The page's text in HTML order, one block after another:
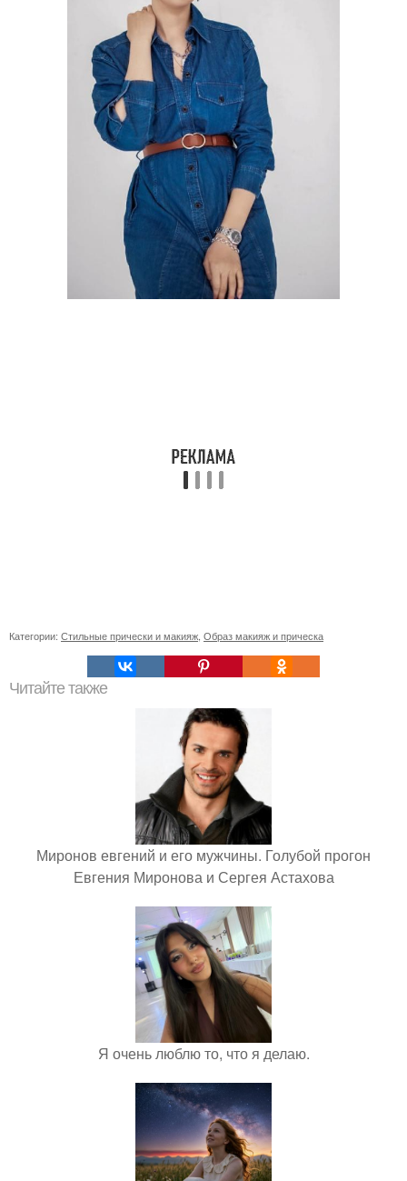
Категории: Стильные прически и макияж Образ макияж и прическа
Читайте также
Миронов евгений и его мужчины. Голубой прогон
Евгения Миронова и Сергея Астахова
Я очень люблю то, что я делаю.